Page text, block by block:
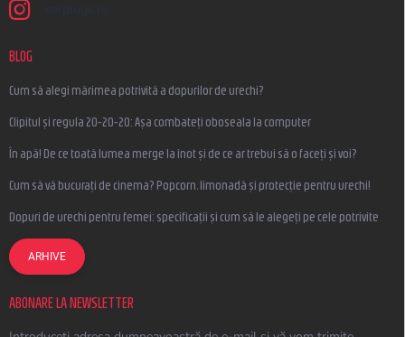
earplugs.ro
BLOG
Cum să alegi mărimea potrivită a dopurilor de urechi?
Clipitul și regula 20-20-20: Așa combateți oboseala la computer
În apă! De ce toată lumea merge la înot și de ce ar trebui să o faceți și voi?
Cum să vă bucurați de cinema? Popcorn, limonadă și protecție pentru urechi!
Dopuri de urechi pentru femei: specificații și cum să le alegeți pe cele potrivite
ARHIVE
ABONARE LA NEWSLETTER